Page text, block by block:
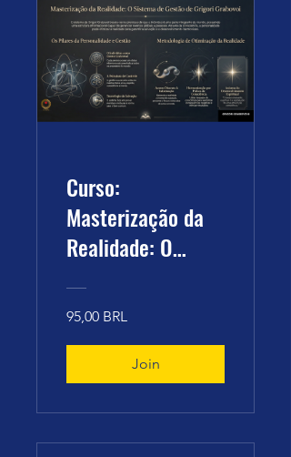
Curso:
Masterização da
Realidade: O
de Grigori
Grabovoi -
03.03.2026 às
95,00 BRL
Join